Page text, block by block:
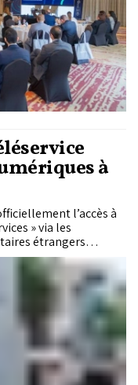
à
l’accès à
» via les
étrangers
au
11 juin 2026,
liées à la